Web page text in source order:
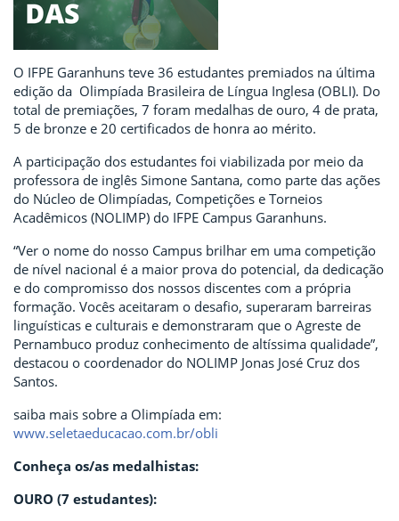
O IFPE Garanhuns teve 36 estudantes premiados na última
edição da Olimpíada Brasileira de Língua Inglesa (OBLI). Do
total de premiações, 7 foram medalhas de ouro, 4 de prata,
5 de bronze e 20 certificados de honra ao mérito.
A participação dos estudantes foi viabilizada por meio da
professora de inglês Simone Santana, como parte das ações
do Núcleo de Olimpíadas, Competições e Torneios
Acadêmicos (NOLIMP) do IFPE Campus Garanhuns.
“Ver o nome do nosso Campus brilhar em uma competição
de nível nacional é a maior prova do potencial, da dedicação
e do compromisso dos nossos discentes com a própria
formação. Vocês aceitaram o desafio, superaram barreiras
linguísticas e culturais e demonstraram que o Agreste de
Pernambuco produz conhecimento de altíssima qualidade”,
destacou o coordenador do NOLIMP Jonas José Cruz dos
Santos.
saiba mais sobre a Olimpíada em:
www.seletaeducacao.com.br/obli
Conheça os/as medalhistas:
OURO (7 estudantes):